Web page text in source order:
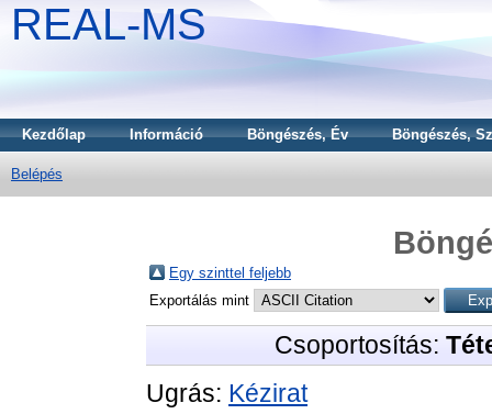
REAL-MS
Kezdőlap Információ Böngészés, Év Böngészés,
Belépés
Egy szinttel feljebb
Exportálás mint
Csoportosítás:
Ugrás: Kézirat